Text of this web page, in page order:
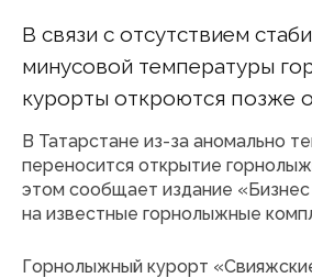
В связи с отсутствием
минусовой температуры
курорты откроются позже
В Татарстане из-за аномально
переносится открытие
этом сообщает издание «Бизнес
на известные горнолыжные
Горнолыжный курорт